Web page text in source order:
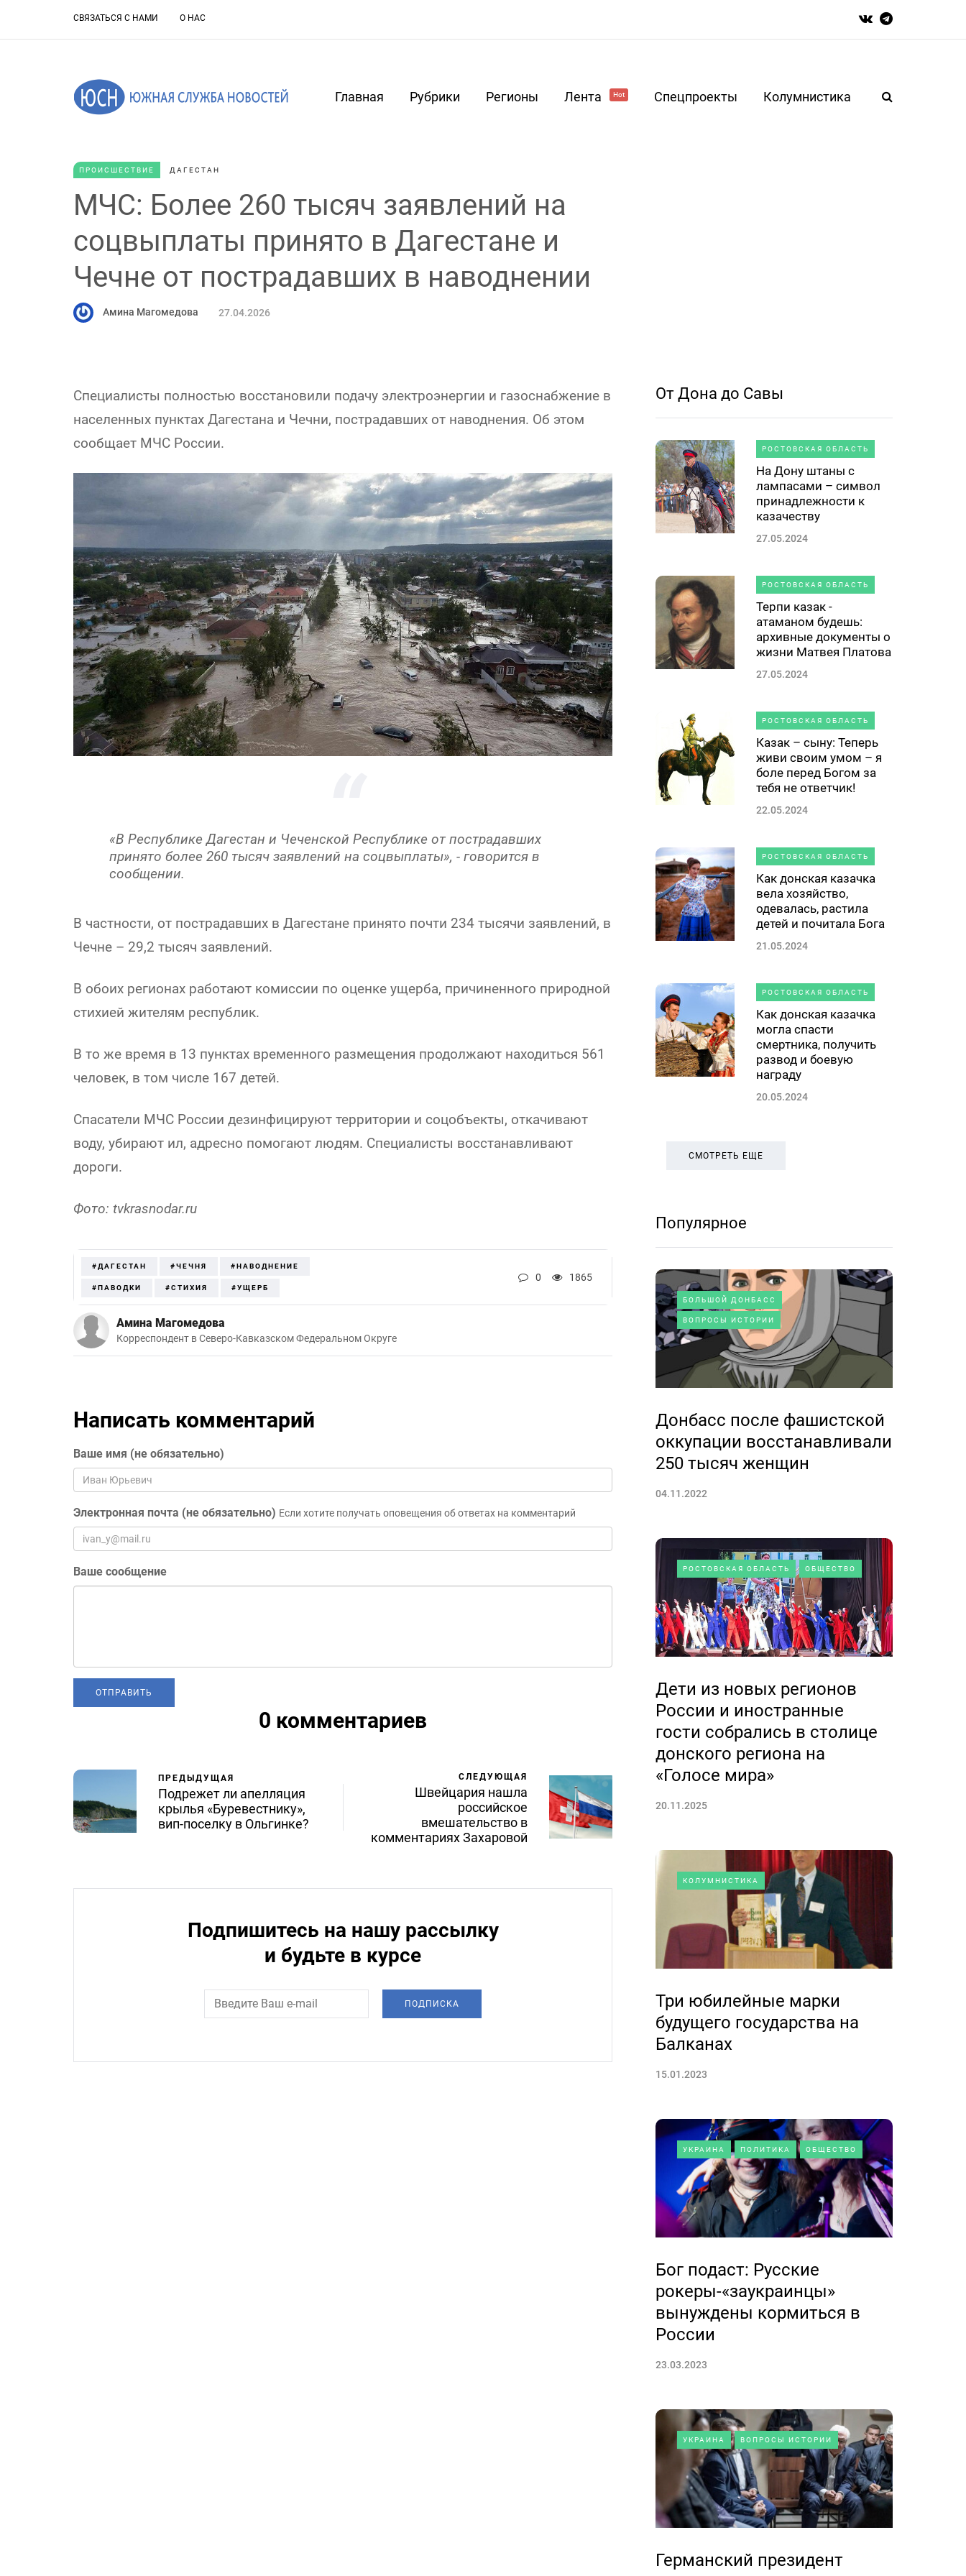
СВЯЗАТЬСЯ С НАМИ О НАС
Главная Рубрики Регионы Лента Hot Спецпроекты Колумнистика
ПРОИСШЕСТВИЕ ДАГЕСТАН
МЧС: Более 260 тысяч заявлений на
соцвыплаты принято в Дагестане и
Чечне от пострадавших в наводнении
Амина Магомедова 27.04.2026
Специалисты полностью восстановили подачу электроэнергии и газоснабжение в
населенных пунктах Дагестана и Чечни, пострадавших от наводнения. Об этом
сообщает МЧС России.
«В Республике Дагестан и Чеченской Республике от пострадавших
принято более 260 тысяч заявлений на соцвыплаты», - говорится в
сообщении.
В частности, от пострадавших в Дагестане принято почти 234 тысячи заявлений, в
Чечне – 29,2 тысяч заявлений.
В обоих регионах работают комиссии по оценке ущерба, причиненного природной
стихией жителям республик.
В то же время в 13 пунктах временного размещения продолжают находиться 561
человек, в том числе 167 детей.
Спасатели МЧС России дезинфицируют территории и соцобъекты, откачивают
воду, убирают ил, адресно помогают людям. Специалисты восстанавливают
дороги.
Фото: tvkrasnodar.ru
#ДАГЕСТАН #ЧЕЧНЯ #НАВОДНЕНИЕ
#ПАВОДКИ #СТИХИЯ #УЩЕРБ
0 1865
Амина Магомедова
Корреспондент в Северо-Кавказском Федеральном Округе
Написать комментарий
Ваше имя (не обязательно)
Электронная почта (не обязательно) Если хотите получать оповещения об ответах на комментарий
Ваше сообщение
0 комментариев
ПРЕДЫДУЩАЯ
Подрежет ли апелляция
крылья «Буревестнику»,
вип-поселку в Ольгинке?
СЛЕДУЮЩАЯ
Швейцария нашла
российское
вмешательство в
комментариях Захаровой
Подпишитесь на нашу рассылку
и будьте в курсе
ПОДПИСКА
От Дона до Савы
РОСТОВСКАЯ ОБЛАСТЬ
На Дону штаны с
лампасами – символ
принадлежности к
казачеству
27.05.2024
РОСТОВСКАЯ ОБЛАСТЬ
Терпи казак -
атаманом будешь:
архивные документы о
жизни Матвея Платова
27.05.2024
РОСТОВСКАЯ ОБЛАСТЬ
Казак – сыну: Теперь
живи своим умом – я
боле перед Богом за
тебя не ответчик!
22.05.2024
РОСТОВСКАЯ ОБЛАСТЬ
Как донская казачка
вела хозяйство,
одевалась, растила
детей и почитала Бога
21.05.2024
РОСТОВСКАЯ ОБЛАСТЬ
Как донская казачка
могла спасти
смертника, получить
развод и боевую
награду
20.05.2024
СМОТРЕТЬ ЕЩЕ
Популярное
БОЛЬШОЙ ДОНБАСС
ВОПРОСЫ ИСТОРИИ
Донбасс после фашистской
оккупации восстанавливали
250 тысяч женщин
04.11.2022
РОСТОВСКАЯ ОБЛАСТЬ ОБЩЕСТВО
Дети из новых регионов
России и иностранные
гости собрались в столице
донского региона на
«Голосе мира»
20.11.2025
КОЛУМНИСТИКА
Три юбилейные марки
будущего государства на
Балканах
15.01.2023
УКРАИНА ПОЛИТИКА ОБЩЕСТВО
Бог подаст: Русские
рокеры-«заукраинцы»
вынуждены кормиться в
России
23.03.2023
УКРАИНА ВОПРОСЫ ИСТОРИИ
Германский президент